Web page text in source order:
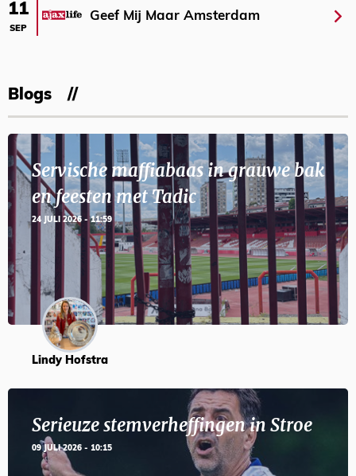
11
SEP
Geef Mij Maar Amsterdam
Blogs
Servische maffiabaas in grauwe bak
en feesten met Tadic
24 JULI 2026 - 11:59
Lindy Hofstra
Serieuze stemverheffingen in Stroe
09 JULI 2026 - 10:15